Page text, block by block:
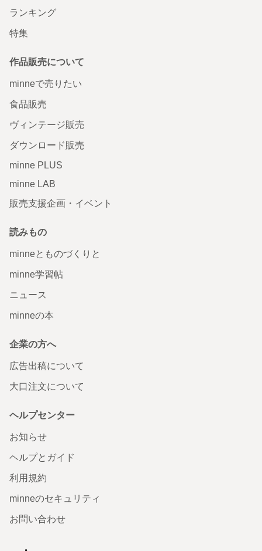
ランキング
特集
作品販売について
minneで売りたい
食品販売
ヴィンテージ販売
ダウンロード販売
minne PLUS
minne LAB
販売支援企画・イベント
読みもの
minneとものづくりと
minne学習帖
ニュース
minneの本
企業の方へ
広告出稿について
大口注文について
ヘルプセンター
お知らせ
ヘルプとガイド
利用規約
minneのセキュリティ
お問い合わせ